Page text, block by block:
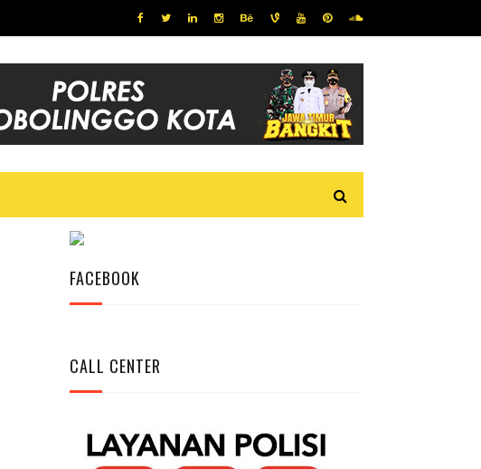
FACEBOOK
CALL CENTER